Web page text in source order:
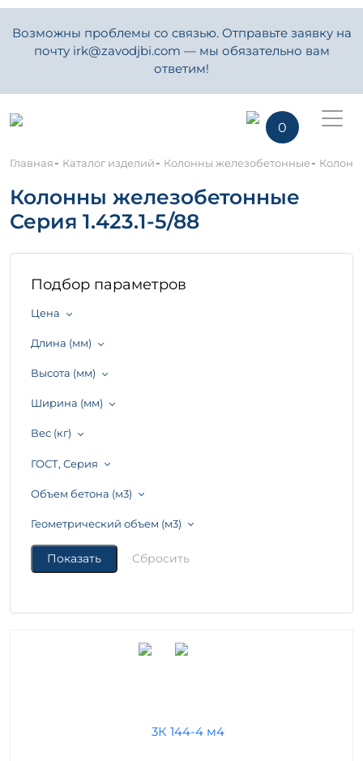
Возможны проблемы со связью. Отправьте заявку на
почту irk@zavodjbi.com — мы обязательно вам
ответим!
0
Главная- Каталог изделий- Колонны железобетонные-
Колонны железобетонные
Серия 1.423.1-5/88
Подбор параметров
Цена
Длина (мм)
Высота (мм)
Ширина (мм)
Вес (кг)
ГОСТ, Серия
Объем бетона (м3)
Геометрический объем (м3)